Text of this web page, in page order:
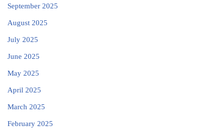
September 2025
August 2025
July 2025
June 2025
May 2025
April 2025
March 2025
February 2025